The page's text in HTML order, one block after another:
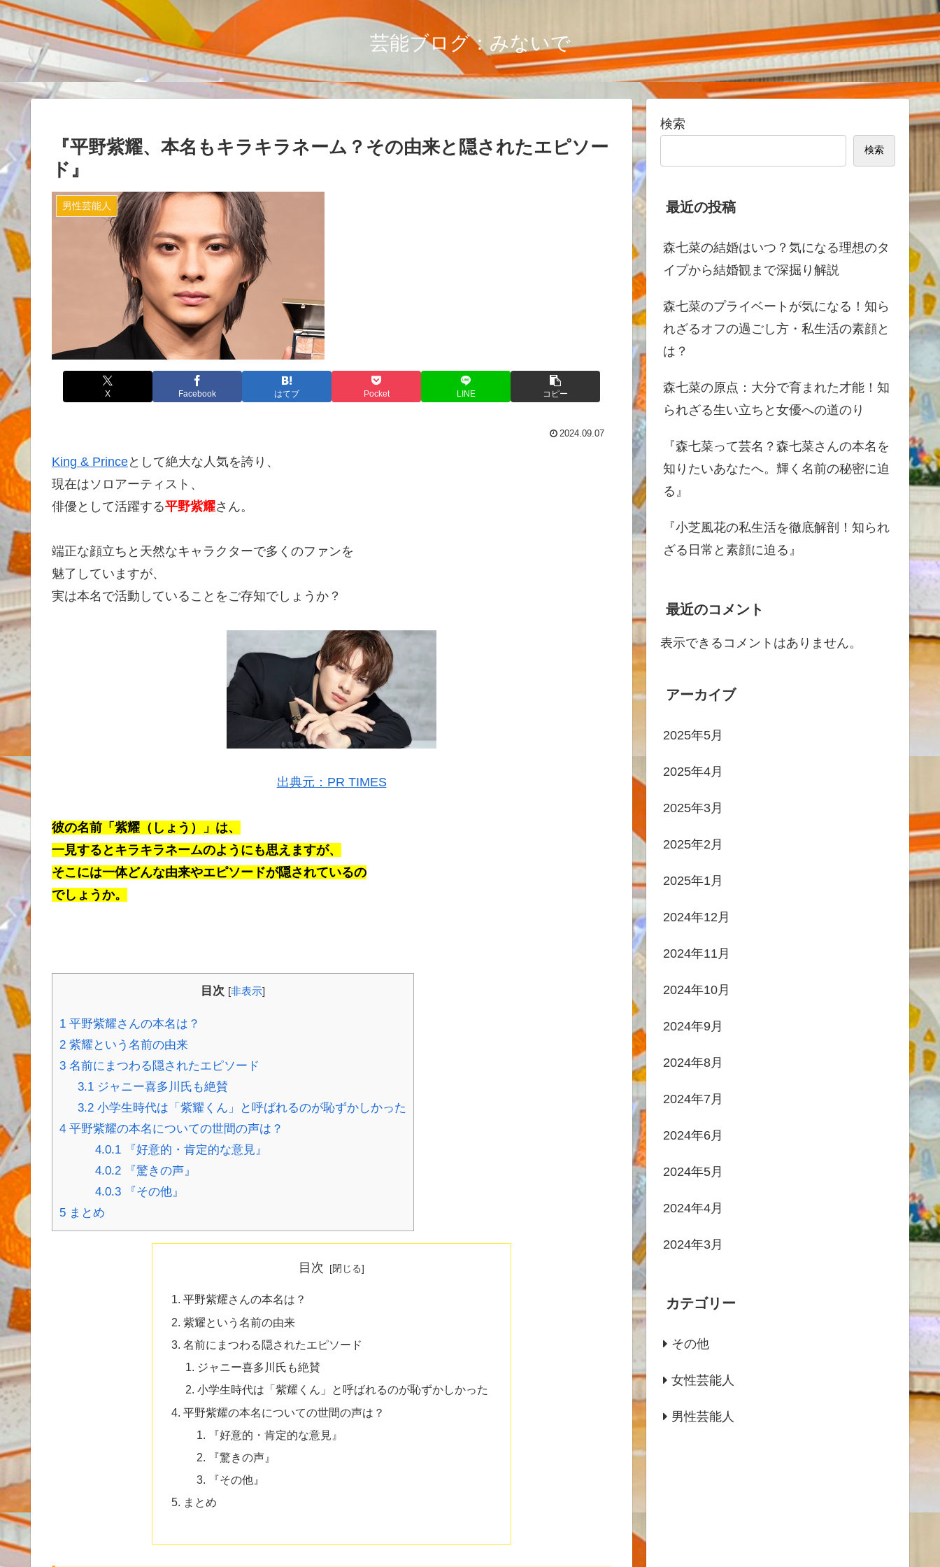
芸能ブログ：みないで
『平野紫耀、本名もキラキラネーム？その由来と隠されたエピソー
ド』
男性芸能人
X Facebook はてブ Pocket LINE コピー
2024.09.07
King & Princeとして絶大な人気を誇り、
現在はソロアーティスト、
俳優として活躍する平野紫耀さん。
端正な顔立ちと天然なキャラクターで多くのファンを
魅了していますが、
実は本名で活動していることをご存知でしょうか？
出典元：PR TIMES
彼の名前「紫耀（しょう）」は、
一見するとキラキラネームのようにも思えますが、
そこには一体どんな由来やエピソードが隠されているの
でしょうか。
目次 [非表示]
1 平野紫耀さんの本名は？
2 紫耀という名前の由来
3 名前にまつわる隠されたエピソード
3.1ジャニー喜多川氏も絶賛
3.2小学生時代は「紫耀くん」と呼ばれるのが恥ずかしかった
4 平野紫耀の本名についての世間の声は？
4.0.1 『好意的・肯定的な意見』
4.0.2 『驚きの声』
4.0.3 『その他』
5 まとめ
目次
平野紫耀さんの本名は？
紫耀という名前の由来
名前にまつわる隠されたエピソード
ジャニー喜多川氏も絶賛
小学生時代は「紫耀くん」と呼ばれるのが恥ずかしかった
平野紫耀の本名についての世間の声は？
『好意的・肯定的な意見』
『驚きの声』
『その他』
まとめ
検索
検索
最近の投稿
森七菜の結婚はいつ？気になる理想のタ
イプから結婚観まで深掘り解説
森七菜のプライベートが気になる！知ら
れざるオフの過ごし方・私生活の素顔と
は？
森七菜の原点：大分で育まれた才能！知
られざる生い立ちと女優への道のり
『森七菜って芸名？森七菜さんの本名を
知りたいあなたへ。輝く名前の秘密に迫
る』
『小芝風花の私生活を徹底解剖！知られ
ざる日常と素顔に迫る』
最近のコメント
表示できるコメントはありません。
アーカイブ
2025年5月
2025年4月
2025年3月
2025年2月
2025年1月
2024年12月
2024年11月
2024年10月
2024年9月
2024年8月
2024年7月
2024年6月
2024年5月
2024年4月
2024年3月
カテゴリー
その他
女性芸能人
男性芸能人